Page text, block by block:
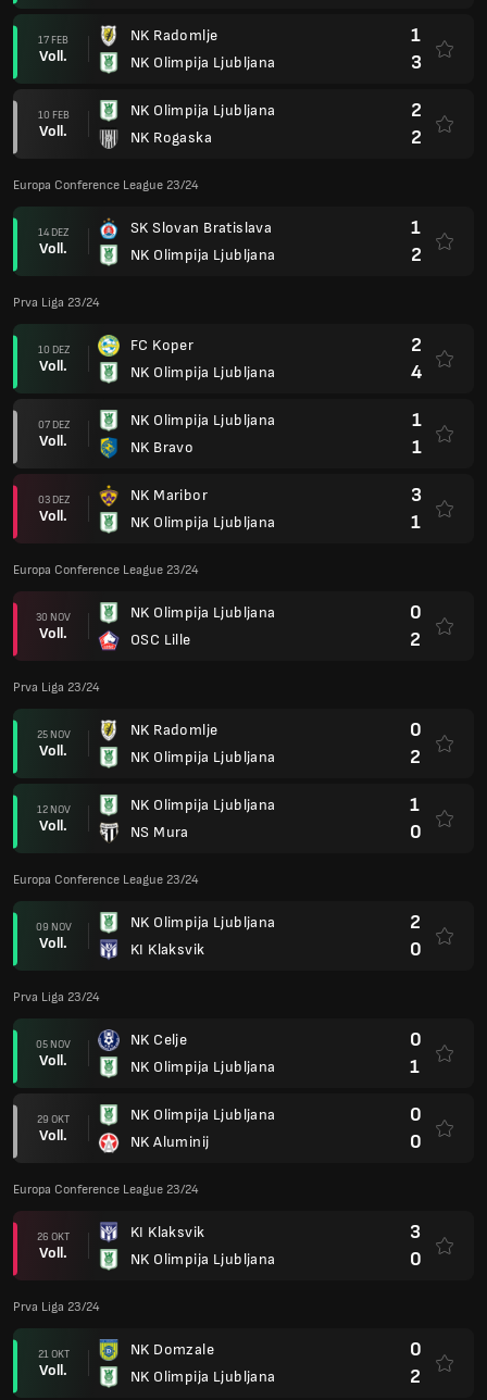
17 FEB
Voll.
NK Radomlje
NK Olimpija Ljubljana
1
3
10 FEB
Voll.
NK Olimpija Ljubljana
NK Rogaska
2
2
Europa Conference League 23/24
14 DEZ
Voll.
SK Slovan Bratislava
NK Olimpija Ljubljana
1
2
Prva Liga 23/24
10 DEZ
Voll.
FC Koper
NK Olimpija Ljubljana
2
4
07 DEZ
Voll.
NK Olimpija Ljubljana
NK Bravo
1
1
03 DEZ
Voll.
NK Maribor
NK Olimpija Ljubljana
3
1
Europa Conference League 23/24
30 NOV
Voll.
NK Olimpija Ljubljana
OSC Lille
0
2
Prva Liga 23/24
25 NOV
Voll.
NK Radomlje
NK Olimpija Ljubljana
0
2
12 NOV
Voll.
NK Olimpija Ljubljana
NS Mura
1
0
Europa Conference League 23/24
09 NOV
Voll.
NK Olimpija Ljubljana
KI Klaksvik
2
0
Prva Liga 23/24
05 NOV
Voll.
NK Celje
NK Olimpija Ljubljana
0
1
29 OKT
Voll.
NK Olimpija Ljubljana
NK Aluminij
0
0
Europa Conference League 23/24
26 OKT
Voll.
KI Klaksvik
NK Olimpija Ljubljana
3
0
Prva Liga 23/24
21 OKT
Voll.
NK Domzale
NK Olimpija Ljubljana
0
2